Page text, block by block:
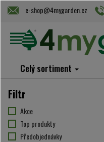
e-shop@4mygarden.cz
Celý sortiment
Filtr
Akce
Top produkty
Předobjednávky